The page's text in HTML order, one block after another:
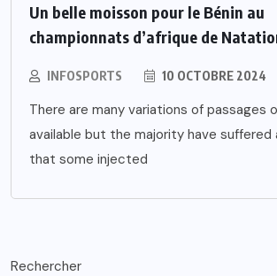
Un belle moisson pour le Bénin au
championnats d’afrique de
INFOSPORTS 10 OCTOBRE 2024
There are many variations of passages
available but the majority have suffered
that some injected
Rechercher